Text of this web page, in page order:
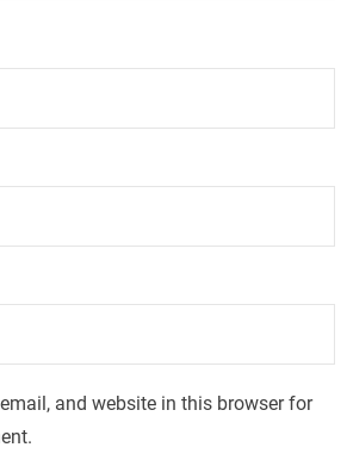
and website in this browser for